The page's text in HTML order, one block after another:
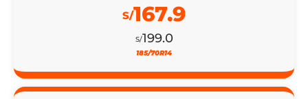
S/199.0
S/167.9
185/70R14